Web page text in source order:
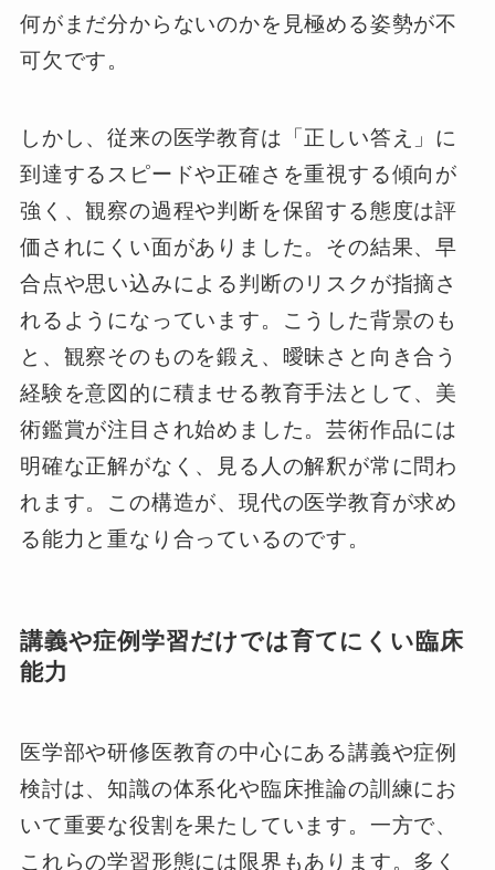
何がまだ分からないのかを見極める姿勢が不
可欠です。
しかし、従来の医学教育は「正しい答え」に
到達するスピードや正確さを重視する傾向が
強く、観察の過程や判断を保留する態度は評
価されにくい面がありました。その結果、早
合点や思い込みによる判断のリスクが指摘さ
れるようになっています。こうした背景のも
と、観察そのものを鍛え、曖昧さと向き合う
経験を意図的に積ませる教育手法として、美
術鑑賞が注目され始めました。芸術作品には
明確な正解がなく、見る人の解釈が常に問わ
れます。この構造が、現代の医学教育が求め
る能力と重なり合っているのです。
講義や症例学習だけでは育てにくい臨床
能力
医学部や研修医教育の中心にある講義や症例
検討は、知識の体系化や臨床推論の訓練にお
いて重要な役割を果たしています。一方で、
これらの学習形態には限界もあります。多く